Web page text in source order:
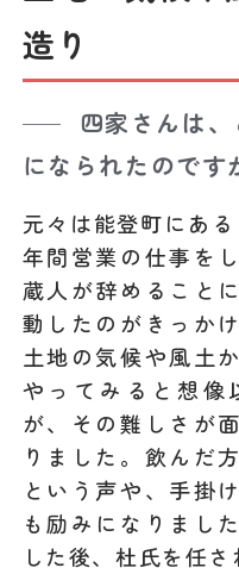
造り
四家さんは
になられたのです
元々は能登町にあ
年間営業の仕事を
蔵人が辞めること
動したのがきっか
土地の気候や風土
やってみると想像
が、その難しさが
りました。飲んだ
という声や、手掛
も励みになりまし
した後、杜氏を任さ